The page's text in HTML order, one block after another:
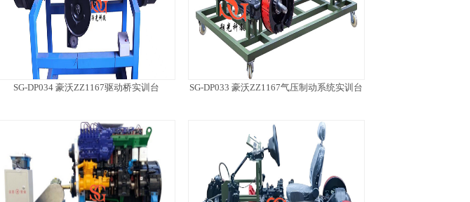
SG-DP034 豪沃ZZ1167驱动桥实训台 SG-DP033 豪沃ZZ1167气压制动系统实训台